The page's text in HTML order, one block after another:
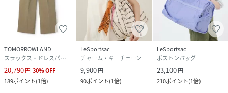
TOMORROWLAND
スラックス・ドレスパンツ
20,790円 30%OFF
189ポイント(1倍)
LeSportsac
チャーム・キーチェーン
9,900円
90ポイント(1倍)
LeSportsac
ボストンバッグ
23,100円
210ポイント(1倍)